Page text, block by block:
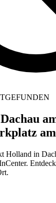
Holland in